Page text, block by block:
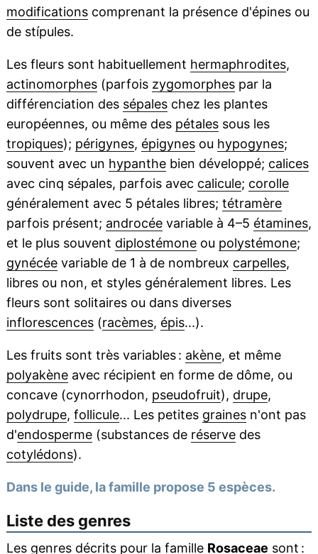
modificationscomprenant la présence d'épines ou
de stípules.
Les fleurs sont habituellement hermaphrodites,
actinomorphes(parfois zygomorphespar la
différenciation des sépaleschez les plantes
européennes, ou même des pétalessous les
tropiques); périgynes, épigynesou hypogynes;
souvent avec un hypanthebien développé; calices
avec cinq sépales, parfois avec calicule; corolle
généralement avec 5 pétales libres; tétramère
parfois présent; androcéevariable à 4–5 étamines,
et le plus souvent diplostémoneou polystémone;
gynécéevariable de 1 à de nombreux carpelles,
libres ou non, et styles généralement libres. Les
fleurs sont solitaires ou dans diverses
inflorescences(racèmes, épis...).
Les fruits sont très variables : akène, et même
polyakèneavec récipient en forme de dôme, ou
concave (cynorrhodon, pseudofruit), drupe,
polydrupe, follicule... Les petites grainesn'ont pas
d'endosperme(substances de réservedes
cotylédons).
Dans le guide, la famille propose 5 espèces.
Liste des genres
Les genres décrits pour la famille Rosaceae sont :